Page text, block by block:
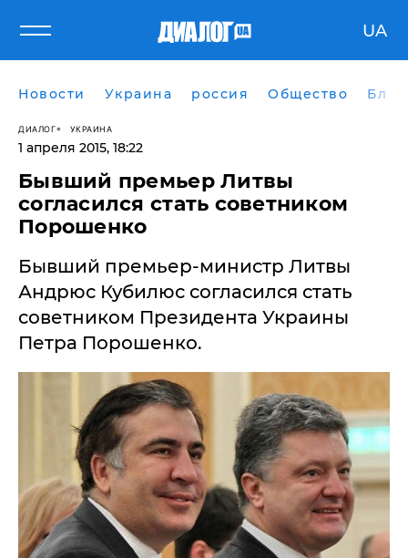
UA
Новости Украина россия Общество
ДИАЛОГ УКРАИНА
1 апреля 2015, 18:22
Бывший премьер Литвы
согласился стать советником
Порошенко
​Бывший премьер-министр Литвы
Андрюс Кубилюс согласился стать
советником Президента Украины
Петра Порошенко.